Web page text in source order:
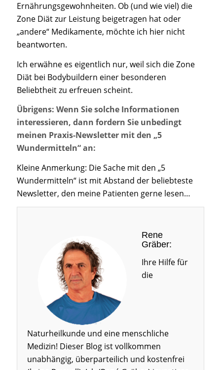
Ernährungsgewohnheiten. Ob (und wie viel) die
Zone Diät zur Leistung beigetragen hat oder
„andere“ Medikamente, möchte ich hier nicht
beantworten.
Ich erwähne es eigentlich nur, weil sich die Zone
Diät bei Bodybuildern einer besonderen
Beliebtheit zu erfreuen scheint.
Übrigens: Wenn Sie solche Informationen
interessieren, dann fordern Sie unbedingt
meinen Praxis-Newsletter mit den „5
Wundermitteln“ an:
Kleine Anmerkung: Die Sache mit den „5
Wundermitteln“ ist mit Abstand der beliebteste
Newsletter, den meine Patienten gerne lesen…
Rene
Gräber:
Ihre Hilfe für
die
Naturheilkunde und eine menschliche
Medizin! Dieser Blog ist vollkommen
unabhängig, überparteilich und kostenfrei